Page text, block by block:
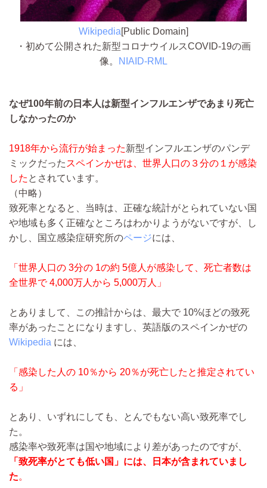
Wikipedia[Public Domain]
・初めて公開された新型コロナウイルスCOVID-19の画
像。
NIAID-RML
なぜ100年前の日本人は新型インフルエンザであまり死亡
しなかったのか
1918年から流行が始まった新型インフルエンザのパンデ
ミックだった スペインかぜは、世界人口の３分の１が感染
した とされています。
（中略）
致死率となると、当時は、正確な統計がとられていない国
や地域も多く正確なところはわかりようがないですが、し
かし、国立感染症研究所のページには、
「世界人口の 3分の 1の約 5億人が感染して、死亡者数は
全世界で 4,000万人から 5,000万人」
とありまして、この推計からは、最大で 10%ほどの致死
率があったことになりますし、英語版のスペインかぜの
Wikipedia には、
「感染した人の 10％から 20％が死亡したと推定されてい
る」
とあり、いずれにしても、とんでもない高い致死率でし
た。
感染率や致死率は国や地域により差があったのですが、
「致死率がとても低い国」には、日本が含まれていまし
た。